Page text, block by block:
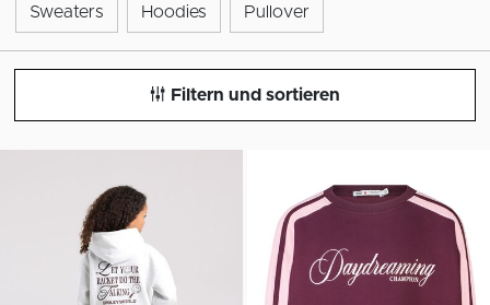
Sweaters Sweaters
Hoodies Hoodies
Pullover
Filtern und sortieren